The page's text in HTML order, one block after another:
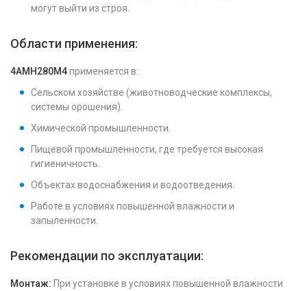
могут выйти из строя.
Области применения:
4АМН280М4применяется в:
Сельском хозяйстве (животноводческие комплексы,
системы орошения).
Химической промышленности.
Пищевой промышленности, где требуется высокая
гигиеничность.
Объектах водоснабжения и водоотведения.
Работе в условиях повышенной влажности и
запыленности.
Рекомендации по эксплуатации:
Монтаж: При установке в условиях повышенной влажности